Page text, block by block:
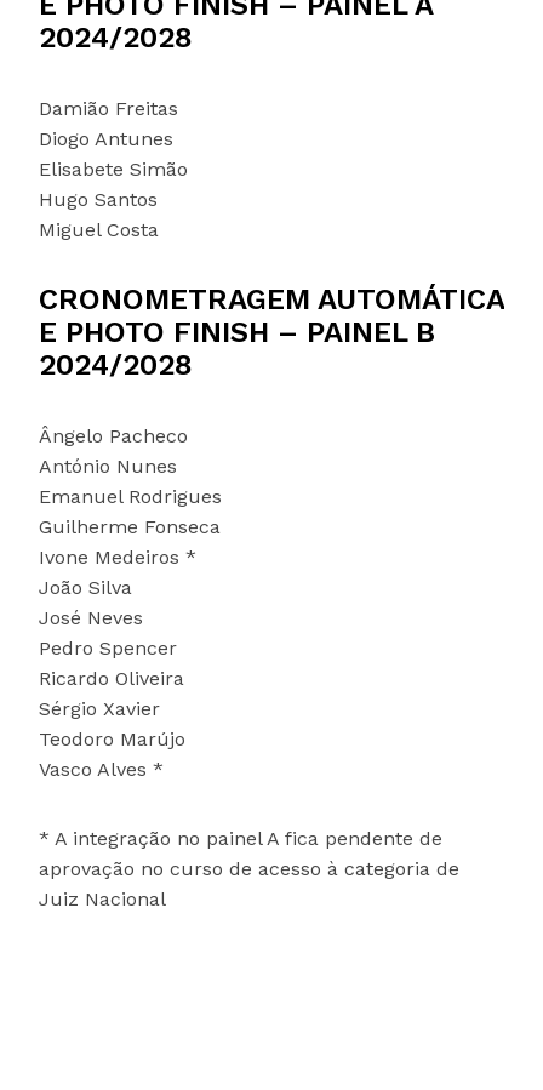
2024/2028
Damião Freitas
Diogo Antunes
Elisabete Simão
Hugo Santos
Miguel Costa
CRONOMETRAGEM AUTOMÁTICA
E PHOTO FINISH – PAINEL B
2024/2028
Ângelo Pacheco
António Nunes
Emanuel Rodrigues
Guilherme Fonseca
Ivone Medeiros *
João Silva
José Neves
Pedro Spencer
Ricardo Oliveira
Sérgio Xavier
Teodoro Marújo
Vasco Alves *
* A integração no painel A fica pendente de
aprovação no curso de acesso à categoria de
Juiz Nacional